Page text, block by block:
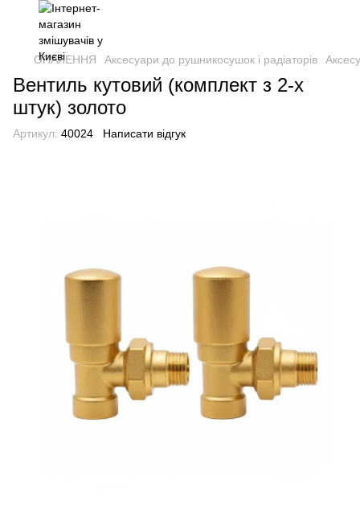
ОПАЛЕННЯ Аксесуари до рушникосушок і радіаторів
Вентиль кутовий (комплект з 2-х
штук) золото
Артикул: 40024 Написати відгук